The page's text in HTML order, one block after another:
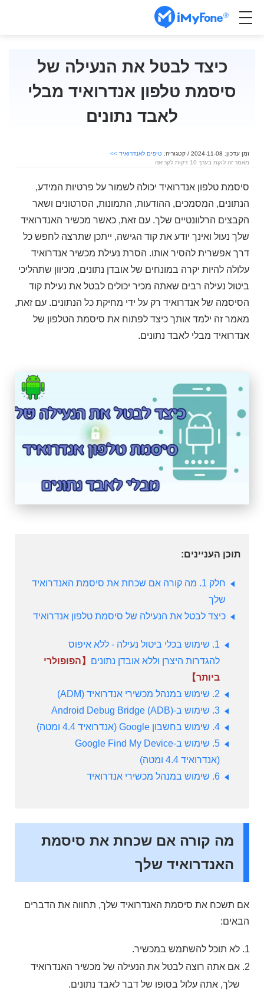
כיצד לבטל את הנעילה של
סיסמת טלפון אנדרואיד מבלי
לאבד נתונים
זמן עדכון: 2024-11-08 / קטגוריה:
טיפים לאנדרואיד >>
מאמר זה לוקח בערך 10 דקות לקריאה
סיסמת טלפון אנדרואיד יכולה לשמור על פרטיות המידע,
הנתונים, המסמכים, ההודעות, התמונות, הסרטונים ושאר
הקבצים הרלוונטיים שלך. עם זאת, כאשר מכשיר האנדרואיד
שלך נעול ואינך יודע את קוד הגישה, ייתכן שתרצה לחפש כל
דרך אפשרית להסיר אותו. הסרת נעילת מכשיר אנדרואיד
עלולה להיות יקרה במונחים של אובדן נתונים, מכיוון שתהליכי
ביטול נעילה רבים שאתה מכיר יכולים לבטל את נעילת קוד
הסיסמה של אנדרואיד רק על ידי מחיקת כל הנתונים. עם זאת,
מאמר זה ילמד אותך כיצד לפתוח את סיסמת הטלפון של
אנדרואיד מבלי לאבד נתונים.
תוכן העניינים:
חלק 1. מה קורה אם שכחת את סיסמת האנדרואיד
שלך
כיצד לבטל את הנעילה של סיסמת טלפון אנדרואיד
1. שימוש בכלי ביטול נעילה - ללא איפוס
להגדרות היצרן וללא אובדן נתונים 【הפופולרי
ביותר】
2. שימוש במנהל מכשירי אנדרואיד (ADM)
3. שימוש ב-Android Debug Bridge (ADB)
4. שימוש בחשבון Google (אנדרואיד 4.4 ומטה)
5. שימוש ב-Google Find My Device
(אנדרואיד 4.4 ומטה)
6. שימוש במנהל מכשירי אנדרואיד
מה קורה אם שכחת את סיסמת
האנדרואיד שלך
אם תשכח את סיסמת האנדרואיד שלך, תחווה את הדברים
הבאים:
לא תוכל להשתמש במכשיר.
אם אתה רוצה לבטל את הנעילה של מכשיר האנדרואיד
שלך, אתה עלול בסופו של דבר לאבד נתונים.